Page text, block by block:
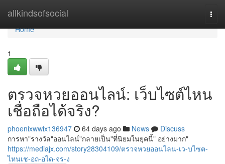
allkindsofsocial
Home
Home
1
ตรวจหวยออนไลน์: เว็บไซต์ไหน
เชื่อถือได้จริง?
phoenixwwix136947 64 days ago News
Discuss
การหา"รางวัล"ออนไลน์"กลายเป็น"ที่นิยมในยุคนี้" อย่างมาก"
https://mediajx.com/story28304109/ตรวจหวยออนไลน-เว-บไซต-
ไหนเช-อถ-อได-จร-ง